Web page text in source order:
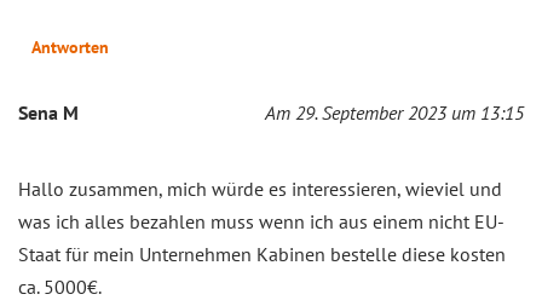
Antworten
Sena M Am 29. September 2023 um 13:15
Hallo zusammen, mich würde es interessieren, wieviel und
was ich alles bezahlen muss wenn ich aus einem nicht EU-
Staat für mein Unternehmen Kabinen bestelle diese kosten
ca. 5000€.